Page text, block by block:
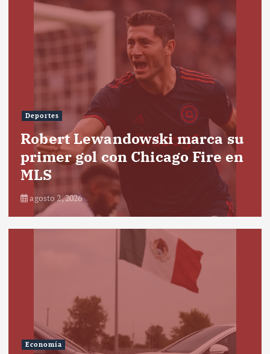
Deportes
Robert Lewandowski marca su
primer gol con Chicago Fire en
MLS
agosto 2, 2026
Economía